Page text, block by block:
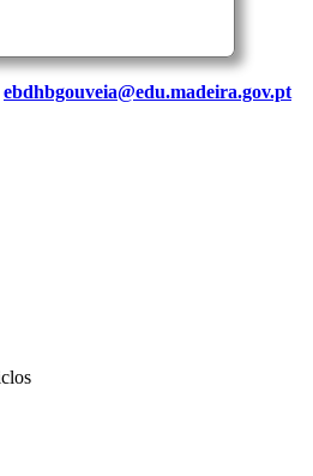
ebdhbgouveia@edu.madeira.gov.pt